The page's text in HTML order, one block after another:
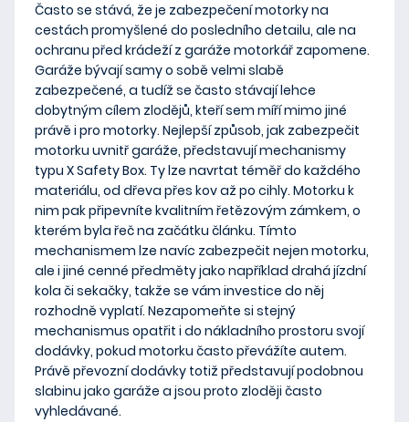
Často se stává, že je zabezpečení motorky na
cestách promyšlené do posledního detailu, ale na
ochranu před krádeží z garáže motorkář zapomene.
Garáže bývají samy o soběvelmi slabě
zabezpečené, a tudíž se často stávají lehce
dobytným cílem zlodějů, kteří sem míří mimo jiné
právě i pro motorky. Nejlepší způsob, jak zabezpečit
motorku uvnitř garáže, představujímechanismy
typu X Safety Box. Ty lzenavrtat téměř do každého
materiálu, od dřeva přes kov až po cihly. Motorku k
nim pak připevnítekvalitním řetězovým zámkem, o
kterém byla řeč na začátku článku. Tímto
mechanismem lze navíc zabezpečit nejen motorku,
ale i jiné cenné předměty jako například drahá jízdní
kola či sekačky, takže se vám investice do něj
rozhodně vyplatí.Nezapomeňte si stejný
mechanismus opatřit i do nákladního prostoru svojí
dodávky, pokud motorku často převážíte autem.
Právě převozní dodávky totiž představují podobnou
slabinu jako garáže a jsou proto zloději často
vyhledávané.